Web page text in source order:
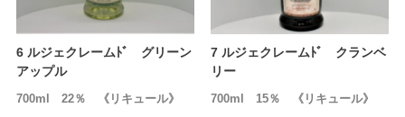
6 ルジェクレームﾄﾞ グリーン
アップル
700ml 22％ 《リキュール》
7 ルジェクレームﾄﾞ クランベ
リー
700ml 15％ 《リキュール》